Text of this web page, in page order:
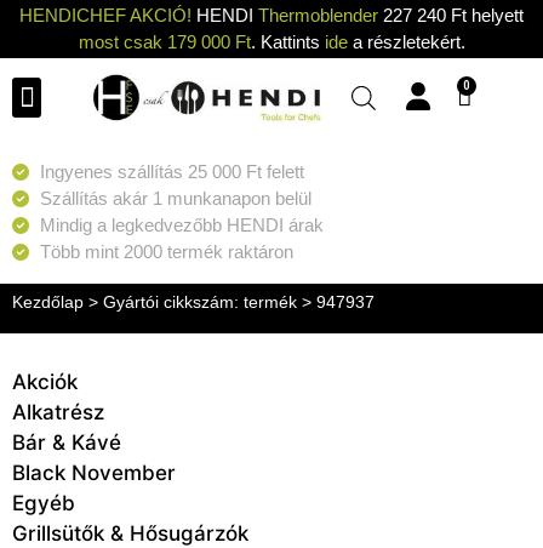
HENDICHEF AKCIÓ! HENDI Thermoblender 227 240 Ft helyett
most csak 179 000 Ft. Kattints idea részletekért.
0
Ingyenes szállítás 25 000 Ft felett
Szállítás akár 1 munkanapon belül
Mindig a legkedvezőbb HENDI árak
Több mint 2000 termék raktáron
Kezdőlap > Gyártói cikkszám: termék > 947937
Akciók
Alkatrész
Bár & Kávé
Black November
Egyéb
Grillsütők & Hősugárzók